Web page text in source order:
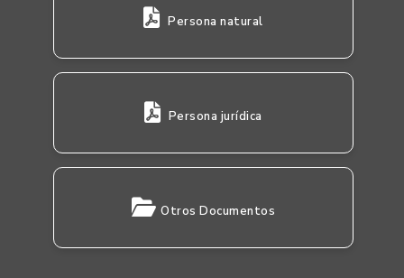
Persona natural
Persona jurídica
Otros Documentos